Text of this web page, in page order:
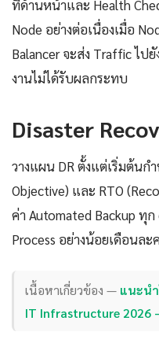
ที่ด้านหน้าและ Health
Node อย่างต่อเนื่องเมื่อ
Balancer จะส่ง Traffic ไป
งานไม่ได้รับผลกระทบ
Disaster
วางแผน DR ตั้งแต่เริ่มต้นก
Objective) และ RTO
ค่า Automated Backup ทุ
Process อย่างน้อยเดือนละ
เนื้อหาเกี่ยวข้อง — แนะน
IT Infrastructure 2026